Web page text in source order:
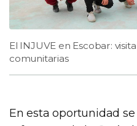
El INJUVE en Escobar:
comunitarias
En esta oportunidad